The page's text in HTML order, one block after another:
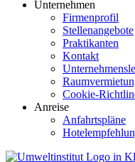
Unternehmen
Firmenprofil
Stellenangebote
Praktikanten
Kontakt
Cookie-
Anreise
Anfahrtspläne